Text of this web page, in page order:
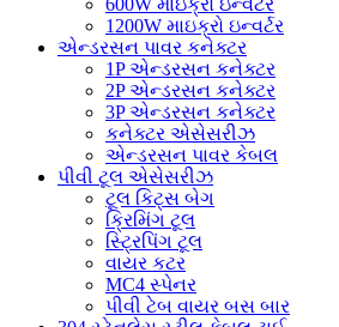
1200W માઇક્રો ઇન્વર્ટર
એન્ડરસન પાવર કનેક્ટર
1P એન્ડરસન કનેક્ટર
2P એન્ડરસન કનેક્ટર
3P એન્ડરસન કનેક્ટર
કનેક્ટર એસેસરીઝ
એન્ડરસન પાવર કેબલ
પીવી ટૂલ એસેસરીઝ
ટૂલ કિટ્સ બેગ
ક્રિમિંગ ટૂલ
સ્ટ્રિપિંગ ટૂલ
વાયર કટર
MC4 સ્પેનર
પીવી ટેબ વાયર બસ બાર